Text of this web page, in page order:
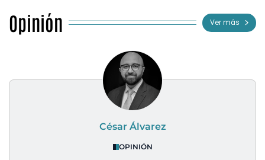
Opinión Ver más
César Álvarez
OPINIÓN